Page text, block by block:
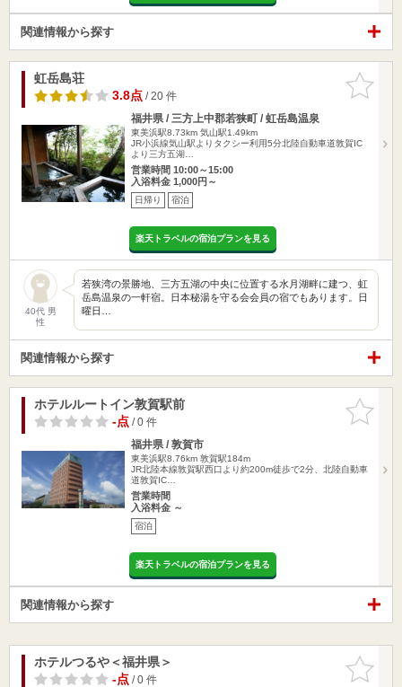
関連情報から探す
お気に入
りに追加
虹岳島荘
3.8点/ 20 件
福井県 / 三方上中郡若狭町 / 虹岳島温泉
東美浜駅8.73km 気山駅1.49km
JR小浜線気山駅よりタクシー利用5分北陸自動車道敦賀IC
より三方五湖…
営業時間 10:00～15:00
入浴料金 1,000円～
日帰り 宿泊
楽天トラベルの宿泊プランを見る
40代 男
性
若狭湾の景勝地、三方五湖の中央に位置する水月湖畔に建つ、虹
岳島温泉の一軒宿。日本秘湯を守る会会員の宿でもあります。日
曜日…
関連情報から探す
お気に入
りに追加
ホテルルートイン敦賀駅前
-点/ 0 件
福井県 / 敦賀市
東美浜駅8.76km 敦賀駅184m
JR北陸本線敦賀駅西口より約200m徒歩で2分、北陸自動車
道敦賀IC…
営業時間
入浴料金 ～
宿泊
楽天トラベルの宿泊プランを見る
関連情報から探す
お気に入
りに追加
ホテルつるや＜福井県＞
-点/ 0 件